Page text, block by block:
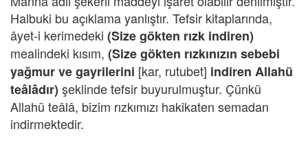
Halbuki bu açıklama yanlıştır. Tefsir kitaplarında,
âyet-i kerimedeki (Size gökten rızk indiren)
mealindeki kısım, (Size gökten rızkınızın sebebi
yağmur ve gayrilerini [kar, rutubet] indiren Allahü
teâlâdır) şeklinde tefsir buyurulmuştur. Çünkü
Allahü teâlâ, bizim rızkımızı hakikaten semadan
indirmektedir.